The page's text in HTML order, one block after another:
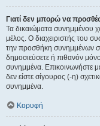
Γιατί δεν μπορώ να
Τα δικαιώματα συνημμένου
μέλος. Ο διαχειριστής του
την προσθήκη συνημμένων
δημοσιεύσετε ή πιθανόν
συνημμένα. Επικοινωνήστε
δεν είστε σίγουρος (-η)
συνημμένα.
Κορυφή